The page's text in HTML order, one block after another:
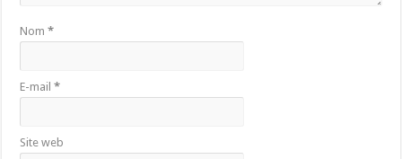
Nom*
E-mail*
Site web